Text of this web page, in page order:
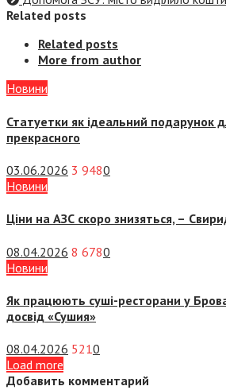
Related posts
Related posts
More from author
Новини
Статуетки як ідеальний подарунок
прекрасного
03.06.2026 3 9480
Новини
Ціни на АЗС скоро знизяться, –
08.04.2026 8 6780
Новини
Як працюють суші-ресторани у
досвід «Сушия»
08.04.2026 5210
Load more
Добавить комментарий